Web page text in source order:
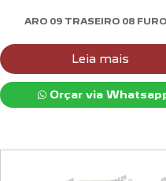
ARO 09 TRASEIRO 08
Leia mais
Orçar via